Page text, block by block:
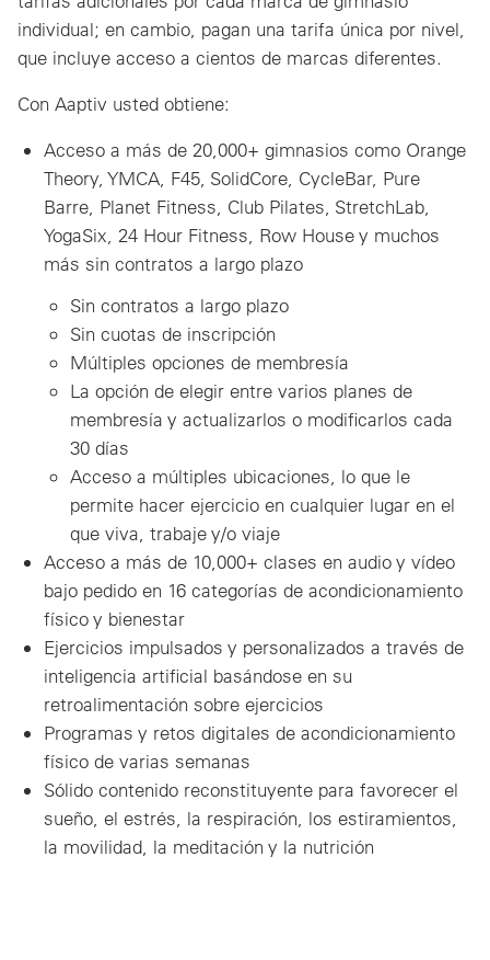
individual; en cambio, pagan una tarifa única por nivel,
que incluye acceso a cientos de marcas diferentes.
Con Aaptiv usted obtiene:
Acceso a más de 20,000+ gimnasios como Orange
Theory, YMCA, F45, SolidCore, CycleBar, Pure
Barre, Planet Fitness, Club Pilates, StretchLab,
YogaSix, 24 Hour Fitness, Row House y muchos
más sin contratos a largo plazo
Sin contratos a largo plazo
Sin cuotas de inscripción
Múltiples opciones de membresía
La opción de elegir entre varios planes de
membresía y actualizarlos o modificarlos cada
30 días
Acceso a múltiples ubicaciones, lo que le
permite hacer ejercicio en cualquier lugar en el
que viva, trabaje y/o viaje
Acceso a más de 10,000+ clases en audio y vídeo
bajo pedido en 16 categorías de acondicionamiento
físico y bienestar
Ejercicios impulsados y personalizados a través de
inteligencia artificial basándose en su
retroalimentación sobre ejercicios
Programas y retos digitales de acondicionamiento
físico de varias semanas
Sólido contenido reconstituyente para favorecer el
sueño, el estrés, la respiración, los estiramientos,
la movilidad, la meditación y la nutrición